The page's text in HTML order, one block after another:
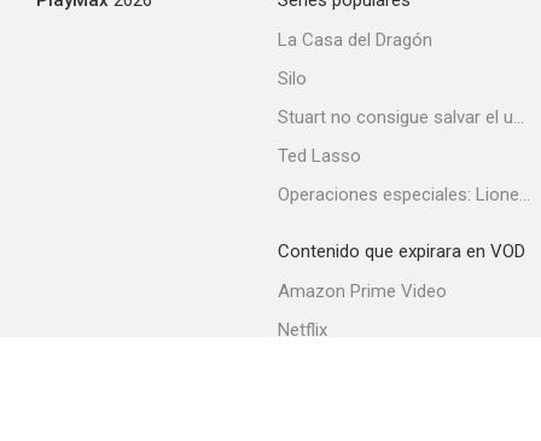
La Casa del Dragón
Silo
Stuart no consigue salvar el universo
Ted Lasso
Operaciones especiales: Lioness
Contenido que expirara en VOD
Amazon Prime Video
Netflix